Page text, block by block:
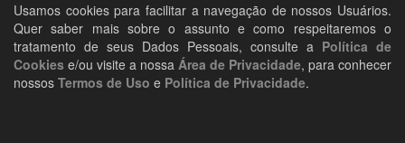
Usamos cookies para facilitar a navegação de nossos Usuários.
Quer saber mais sobre o assunto e como respeitaremos o
tratamento de seus Dados Pessoais, consulte a Política de
Cookies e/ou visite a nossa Área de Privacidade, para conhecer
nossos Termos de Uso e Política de Privacidade.